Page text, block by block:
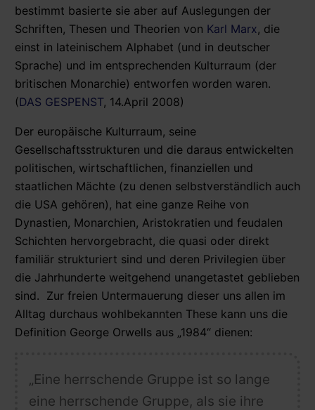
bestimmt basierte sie aber auf Auslegungen der
Schriften, Thesen und Theorien von Karl Marx, die
einst in lateinischem Alphabet (und in deutscher
Sprache) und im entsprechenden Kulturraum (der
britischen Monarchie) entworfen worden waren.
(DAS GESPENST, 14.April 2008)
Der europäische Kulturraum, seine
Gesellschaftsstrukturen und die daraus entwickelten
politischen, wirtschaftlichen, finanziellen und
staatlichen Mächte (zu denen selbstverständlich auch
die USA gehören), hat eine ganze Reihe von
Dynastien, Monarchien, Aristokratien und feudalen
Schichten hervorgebracht, die quasi oder direkt
familiär strukturiert sind und deren Privilegien über
die Jahrhunderte weitgehend unangetastet geblieben
sind. Zur freien Untermauerung dieser uns allen im
Alltag durchaus wohlbekannten These kann uns die
Definition George Orwells aus „1984“ dienen:
„Eine herrschende Gruppe ist so lange
eine herrschende Gruppe, als sie ihre